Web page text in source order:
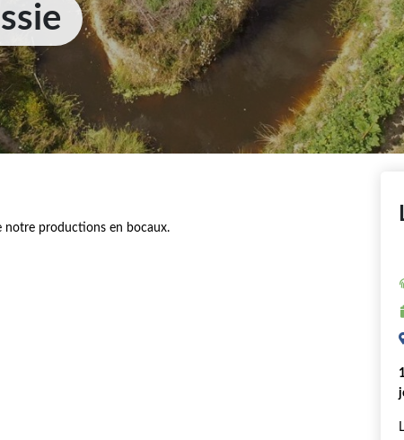
notre productions en bocaux.